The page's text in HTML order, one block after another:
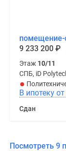
помещение-
9 233 200 ₽
Этаж 10/11
СПБ, iD
Сдан
Посмотреть 9